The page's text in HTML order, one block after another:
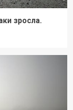
зросла.